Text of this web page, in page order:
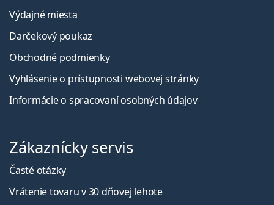
Výdajné miesta
Darčekový poukaz
Obchodné podmienky
Vyhlásenie o prístupnosti webovej stránky
Informácie o spracovaní osobných údajov
Zákaznícky servis
Časté otázky
Vrátenie tovaru v 30 dňovej lehote